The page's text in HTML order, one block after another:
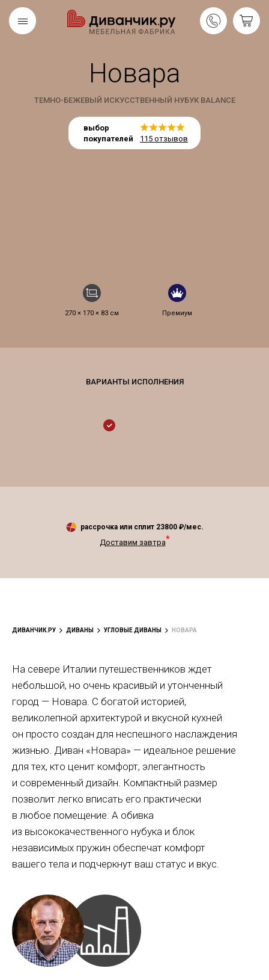
Новара
ТЕМНО-БЕЖЕВЫЙ ИСКУССТВЕННЫЙ НУБУК BALANCE
выбор
покупателей
115 отзывов
270 × 170 × 83 см Премиум
рассрочка или сплит 23800 ₽/мес.
Доставим завтра*
ДИВАНЧИК.РУ ДИВАНЫ УГЛОВЫЕ ДИВАНЫ НОВАРА
На севере Италии путешественников ждет
небольшой, но очень красивый и утонченный
город — Новара. С богатой историей,
великолепной архитектурой и вкусной кухней
он просто создан для неспешного наслаждения
жизнью. Диван «Новара» — идеальное решение
для тех, кто ценит комфорт, элегантность
и современный дизайн. Компактный размер
позволит легко вписать его практически
в любое помещение. А обивка
из высококачественного нубука и блок
независимых пружин обеспечат комфорт
вашего тела и подчеркнут ваш статус и вкус.
Скандинавская
коллекция